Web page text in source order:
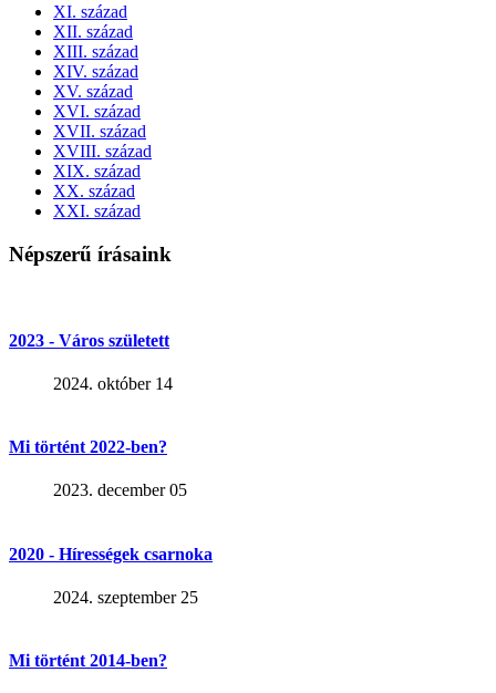
XI. század
XII. század
XIII. század
XIV. század
XV. század
XVI. század
XVII. század
XVIII. század
XIX. század
XX. század
XXI. század
Népszerű írásaink
2023 - Város született
2024. október 14
Mi történt 2022-ben?
2023. december 05
2020 - Hírességek csarnoka
2024. szeptember 25
Mi történt 2014-ben?